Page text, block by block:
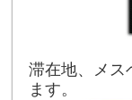
滞在地、メス
ます。